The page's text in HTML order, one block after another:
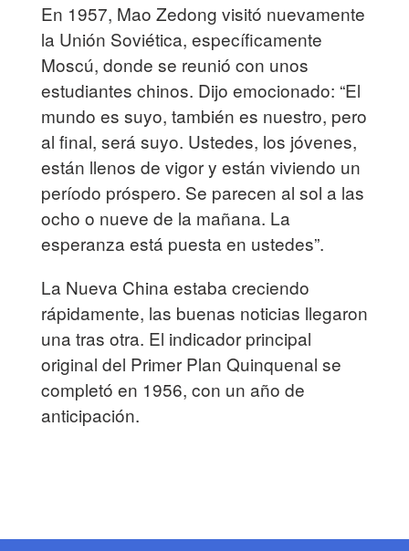
En 1957, Mao Zedong visitó nuevamente
la Unión Soviética, específicamente
Moscú, donde se reunió con unos
estudiantes chinos. Dijo emocionado: “El
mundo es suyo, también es nuestro, pero
al final, será suyo. Ustedes, los jóvenes,
están llenos de vigor y están viviendo un
período próspero. Se parecen al sol a las
ocho o nueve de la mañana. La
esperanza está puesta en ustedes”.
La Nueva China estaba creciendo
rápidamente, las buenas noticias llegaron
una tras otra. El indicador principal
original del Primer Plan Quinquenal se
completó en 1956, con un año de
anticipación.